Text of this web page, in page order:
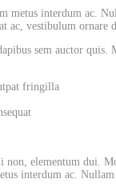
metus interdum ac.
ac, vestibulum ornare
sem auctor quis.
fringilla
elementum dui.
interdum ac.